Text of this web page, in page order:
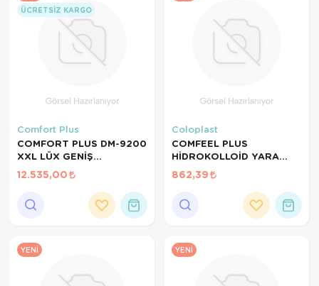
ÜCRETSIZ KARGO
Comfort Plus
COMFORT PLUS DM-9200
XXL LÜX GENİŞ
ALUMİNYUM ROLATÖR
12.535,00
Coloplast
COMFEEL PLUS
HİDROKOLLOİD YARA
ÖRTÜSÜ SAKRAL 17CM
862,39
YENI YENI